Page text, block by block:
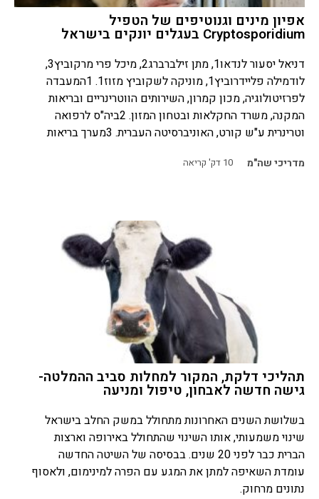
אפיון מינים וגנוטיפים של הטפיל
Cryptosporidium בעגלים יונקים בישראל
דניאל יסעור לנדאו1, מתן זילברברג2, מיכל פרי מרקוביץ3,
לודמילה פליידרוביץ1, מוניקה לשקוביץ מזוז1. 1המעבדה
לפרזיטולוגיה, מכון קמרון, השירותים הווטרינריים ובריאות
המקנה, משרד החקלאות ובטחון המזון. 2ביה"ס לרפואה
וטרינרית ע"ש קורט, האוניברסיטה העברית. 3מערך בריאות
מדריכי שה"מ 10 דק' קריאה
תהליכי דלקת, המקור למחלות סביב ההמלטה-
גישה חדשה לאבחון, טיפול ומניעה
בשלושת השנים האחרונות מתחולל במשק החלב בישראל
שינוי משמעותי, אותו השינוי שהתחולל באירופה וארצות
הברית כבר לפני 20 שנים. בבסיסה של השיטה החדשה
עומדת השאיפה למתן את המגע עם הפרה למינימום, ולאסוף
נתונים מרחוק.